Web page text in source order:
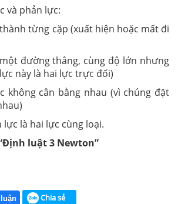
và phản lực:
từng cặp (xuất hiện hoặc mất đi
đường thẳng, cùng độ lớn nhưng
này là hai lực trực đối)
không cân bằng nhau (vì chúng đặt
lực là hai lực cùng loại.
luật 3 Newton”
Chia sẻ